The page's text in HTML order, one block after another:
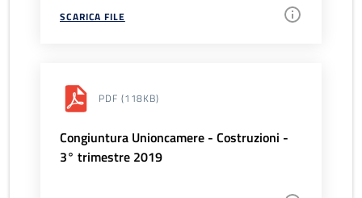
SCARICA FILE
PDF (118KB)
Congiuntura Unioncamere - Costruzioni -
3° trimestre 2019